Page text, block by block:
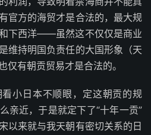
官方的海贸才是合法的，最大规
下西洋——虽然这不仅仅是商业
维持明国负责任的大国形象（天
仅有朝贡贸易才是合法的。
小日本不顺眼，定这朝贡的规
亲近，于是就定下了“十年一贡”
以来就与我天朝有密切关系的日